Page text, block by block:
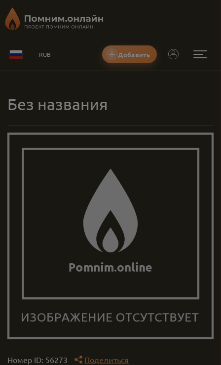
RUB Добавить
Без названия
Номер ID: 56273
Поделиться